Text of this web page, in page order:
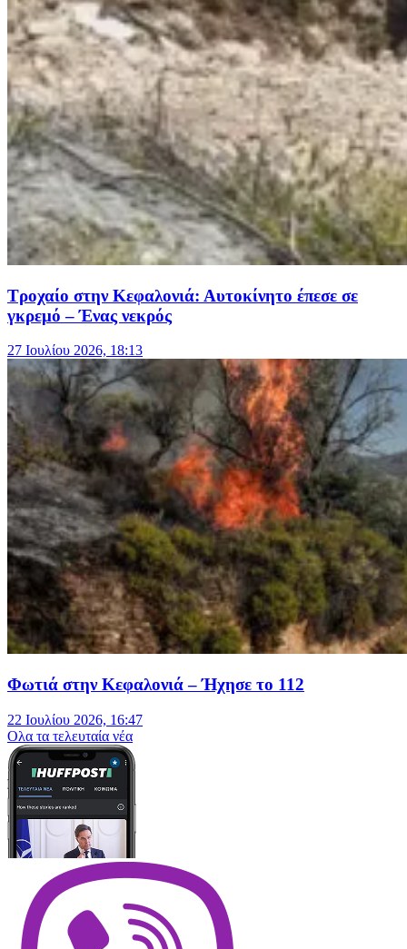
Τροχαίο στην Κεφαλονιά: Αυτοκίνητο έπεσε σε
γκρεμό – Ένας νεκρός
27 Ιουλίου 2026, 18:13
Φωτιά στην Κεφαλονιά – Ήχησε το 112
22 Ιουλίου 2026, 16:47
Oλα τα τελευταία νέα